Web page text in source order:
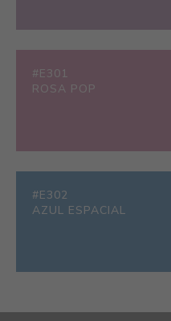
#E301
ROSA POP
#E302
AZUL ESPACIAL